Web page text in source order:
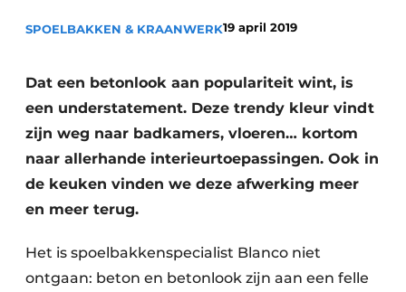
Vacature aanmelden
SPOELBAKKEN & KRAANWERK19 april 2019
Dat een betonlook aan populariteit wint, is
een understatement. Deze trendy kleur vindt
zijn weg naar badkamers, vloeren… kortom
naar allerhande interieurtoepassingen. Ook in
de keuken vinden we deze afwerking meer
en meer terug.
Het is spoelbakkenspecialist Blanco niet
ontgaan: beton en betonlook zijn aan een felle